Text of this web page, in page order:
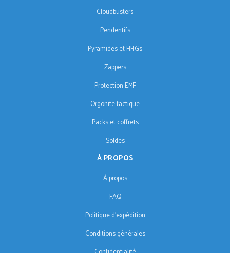
Cloudbusters
Pendentifs
Pyramides et HHGs
Zappers
Protection EMF
Orgonite tactique
Packs et coffrets
Soldes
À PROPOS
À propos
FAQ
Politique d'expédition
Conditions générales